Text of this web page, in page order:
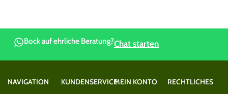
Bock auf ehrliche Beratung?Chat starten
NAVIGATION
KUNDENSERVICEMEIN KONTO
RECHTLICHES